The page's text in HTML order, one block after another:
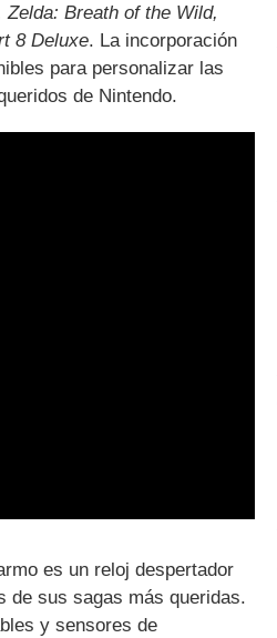
Breath of the Wild,
8 Deluxe. La incorporación
para personalizar las
de Nintendo.
es un reloj despertador
de sus sagas más queridas.
y sensores de